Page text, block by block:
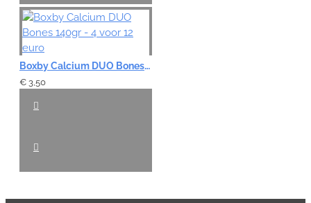
Boxby Calcium DUO Bones 140gr - 4 voor 12 euro
€ 3,50